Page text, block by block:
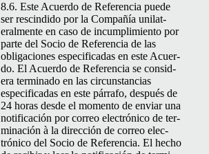
8.6. Este Acuer­do de Ref­er­en­cia puede
ser rescindi­do por la Com­pañía uni­lat­
eral­mente en caso de incumplim­ien­to por
parte del Socio de Ref­er­en­cia de las
obliga­ciones especi­fi­cadas en este Acuer­
do. El Acuer­do de Ref­er­en­cia se con­sid­
era ter­mi­na­do en las cir­cun­stan­cias
especi­fi­cadas en este pár­rafo, después de
24 horas des­de el momen­to de enviar una
noti­fi­cación por correo elec­tróni­co de ter­
mi­nación à la direc­ción de correo elec­
tróni­co del Socio de Ref­er­en­cia. El hecho